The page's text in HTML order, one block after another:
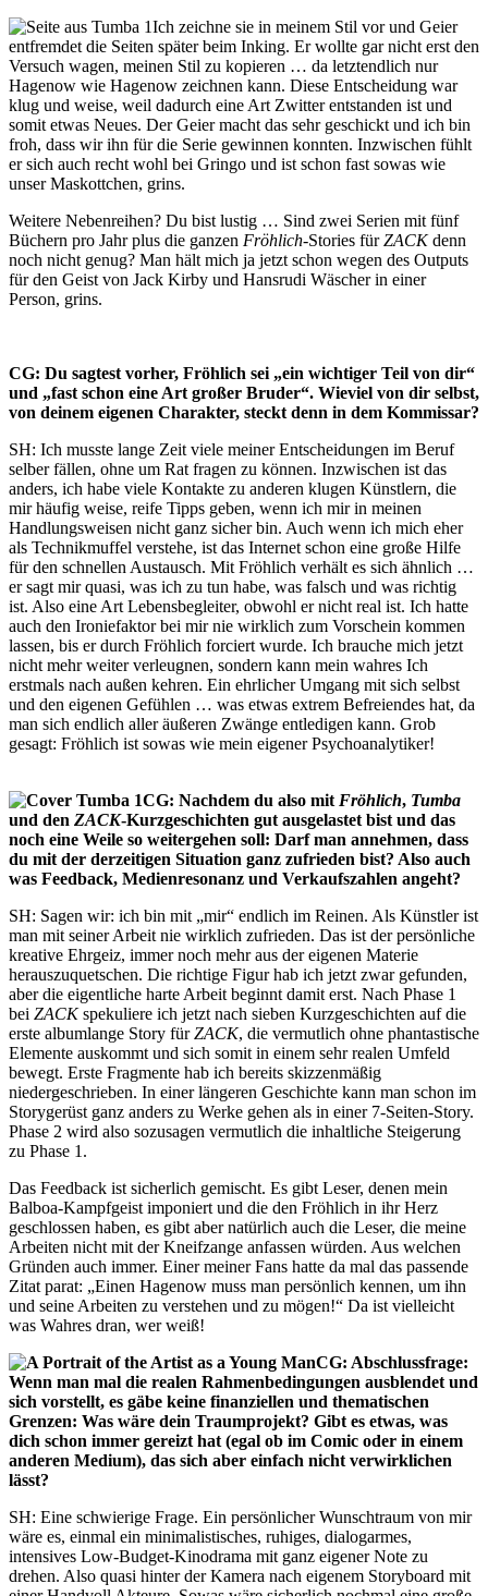
Ich zeichne sie in meinem Stil vor und Geier
entfremdet die Seiten später beim Inking. Er wollte gar nicht erst den
Versuch wagen, meinen Stil zu kopieren … da letztendlich nur
Hagenow wie Hagenow zeichnen kann. Diese Entscheidung war
klug und weise, weil dadurch eine Art Zwitter entstanden ist und
somit etwas Neues. Der Geier macht das sehr geschickt und ich bin
froh, dass wir ihn für die Serie gewinnen konnten. Inzwischen fühlt
er sich auch recht wohl bei Gringo und ist schon fast sowas wie
unser Maskottchen, grins.
Weitere Nebenreihen? Du bist lustig … Sind zwei Serien mit fünf
Büchern pro Jahr plus die ganzen Fröhlich-Stories fürZACKdenn
noch nicht genug? Man hält mich ja jetzt schon wegen des Outputs
für den Geist von Jack Kirby und Hansrudi Wäscher in einer
Person, grins.
CG: Du sagtest vorher, Fröhlich sei „ein wichtiger Teil von dir“
und „fast schon eine Art großer Bruder“. Wieviel von dir selbst,
von deinem eigenen Charakter, steckt denn in dem Kommissar?
SH: Ich musste lange Zeit viele meiner Entscheidungen im Beruf
selber fällen, ohne um Rat fragen zu können. Inzwischen ist das
anders, ich habe viele Kontakte zu anderen klugen Künstlern, die
mir häufig weise, reife Tipps geben, wenn ich mir in meinen
Handlungsweisen nicht ganz sicher bin. Auch wenn ich mich eher
als Technikmuffel verstehe, ist das Internet schon eine große Hilfe
für den schnellen Austausch. Mit Fröhlich verhält es sich ähnlich …
er sagt mir quasi, was ich zu tun habe, was falsch und was richtig
ist. Also eine Art Lebensbegleiter, obwohl er nicht real ist. Ich hatte
auch den Ironiefaktor bei mir nie wirklich zum Vorschein kommen
lassen, bis er durch Fröhlich forciert wurde. Ich brauche mich jetzt
nicht mehr weiter verleugnen, sondern kann mein wahres Ich
erstmals nach außen kehren. Ein ehrlicher Umgang mit sich selbst
und den eigenen Gefühlen … was etwas extrem Befreiendes hat, da
man sich endlich aller äußeren Zwänge entledigen kann. Grob
gesagt: Fröhlich ist sowas wie mein eigener Psychoanalytiker!
CG: Nachdem du also mit Fröhlich, Tumba
und den ZACK-Kurzgeschichten gut ausgelastet bist und das
noch eine Weile so weitergehen soll: Darf man annehmen, dass
du mit der derzeitigen Situation ganz zufrieden bist? Also auch
was Feedback, Medienresonanz und Verkaufszahlen angeht?
SH: Sagen wir: ich bin mit „mir“ endlich im Reinen. Als Künstler ist
man mit seiner Arbeit nie wirklich zufrieden. Das ist der persönliche
kreative Ehrgeiz, immer noch mehr aus der eigenen Materie
herauszuquetschen. Die richtige Figur hab ich jetzt zwar gefunden,
aber die eigentliche harte Arbeit beginnt damit erst. Nach Phase 1
bei ZACKspekuliere ich jetzt nach sieben Kurzgeschichten auf die
erste albumlange Story fürZACK, die vermutlich ohne phantastische
Elemente auskommt und sich somit in einem sehr realen Umfeld
bewegt. Erste Fragmente hab ich bereits skizzenmäßig
niedergeschrieben. In einer längeren Geschichte kann man schon im
Storygerüst ganz anders zu Werke gehen als in einer 7-Seiten-Story.
Phase 2 wird also sozusagen vermutlich die inhaltliche Steigerung
zu Phase 1.
Das Feedback ist sicherlich gemischt. Es gibt Leser, denen mein
Balboa-Kampfgeist imponiert und die den Fröhlich in ihr Herz
geschlossen haben, es gibt aber natürlich auch die Leser, die meine
Arbeiten nicht mit der Kneifzange anfassen würden. Aus welchen
Gründen auch immer. Einer meiner Fans hatte da mal das passende
Zitat parat: „Einen Hagenow muss man persönlich kennen, um ihn
und seine Arbeiten zu verstehen und zu mögen!“ Da ist vielleicht
was Wahres dran, wer weiß!
CG: Abschlussfrage:
Wenn man mal die realen Rahmenbedingungen ausblendet und
sich vorstellt, es gäbe keine finanziellen und thematischen
Grenzen: Was wäre dein Traumprojekt? Gibt es etwas, was
dich schon immer gereizt hat (egal ob im Comic oder in einem
anderen Medium), das sich aber einfach nicht verwirklichen
lässt?
SH: Eine schwierige Frage. Ein persönlicher Wunschtraum von mir
wäre es, einmal ein minimalistisches, ruhiges, dialogarmes,
intensives Low-Budget-Kinodrama mit ganz eigener Note zu
drehen. Also quasi hinter der Kamera nach eigenem Storyboard mit